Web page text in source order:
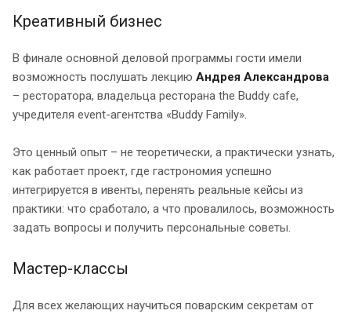
Креативный бизнес
В финале основной деловой программы гости имели
возможность послушать лекцию Андрея Александрова
– ресторатора, владельца ресторана the Buddy cafe,
учредителя event-агентства «Buddy Family».
Это ценный опыт – не теоретически, а практически узнать,
как работает проект, где гастрономия успешно
интегрируется в ивенты, перенять реальные кейсы из
практики: что сработало, а что провалилось, возможность
задать вопросы и получить персональные советы.
Мастер-классы
Для всех желающих научиться поварским секретам от